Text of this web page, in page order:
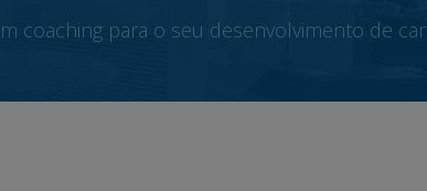
coaching para o seu desenvolvimento de